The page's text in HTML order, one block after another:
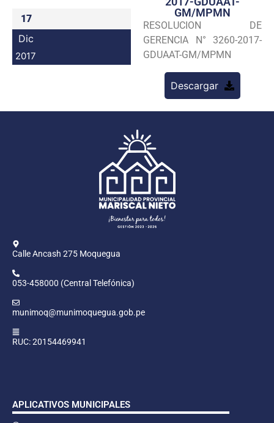
Seguridad
Programas
17
Dic
2017
GM/MPMN
RESOLUCION DE
GERENCIA N° 3260-2017-
GDUAAT-GM/MPMN
Descargar
Calle Ancash 275 Moquegua
053-458000 (Central Telefónica)
munimoq@munimoquegua.gob.pe
RUC: 20154469941
APLICATIVOS MUNICIPALES